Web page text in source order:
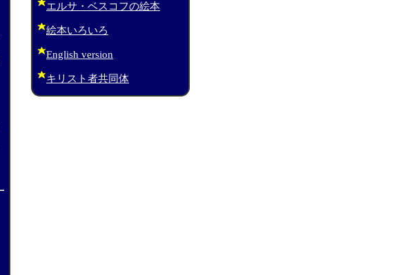
エルサ・ベスコフの絵本
絵本いろいろ
English version
キリスト者共同体